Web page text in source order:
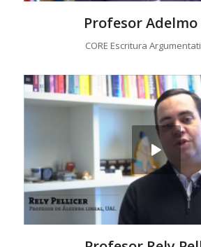
Profesor Adelmo
CORE Escritura